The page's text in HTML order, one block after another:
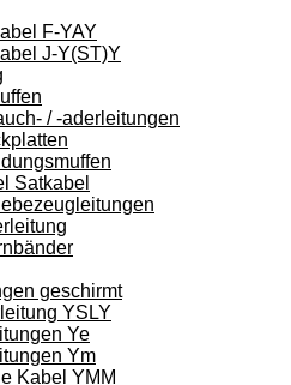
F-YAY
J-Y(ST)Y
/ -aderleitungen
Satkabel
geschirmt
YSLY
Ye
Ym
Kabel YMM